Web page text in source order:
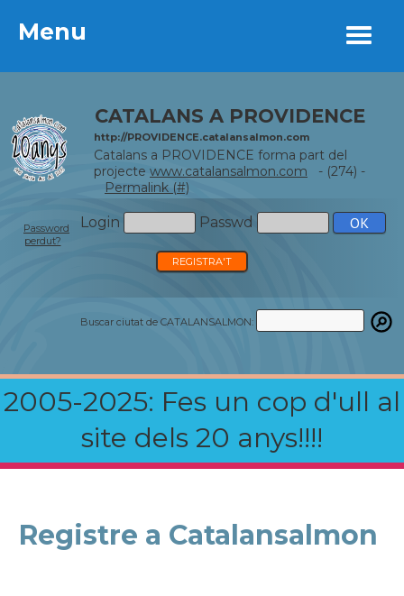
Menu
CATALANS A PROVIDENCE
http://PROVIDENCE.catalansalmon.com
Catalans a PROVIDENCE forma part del
projecte www.catalansalmon.com - (274) -
Permalink (#)
Login Passwd
Password
perdut?
REGISTRA'T
Buscar ciutat de CATALANSALMON:
2005-2025: Fes un cop d'ull al
site dels 20 anys!!!!
Menu
Registre a Catalansalmon